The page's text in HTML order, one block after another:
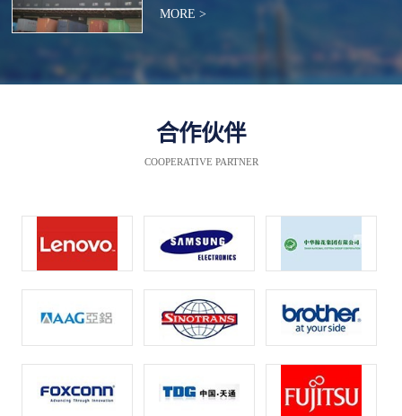
MORE >
合作伙伴
COOPERATIVE PARTNER